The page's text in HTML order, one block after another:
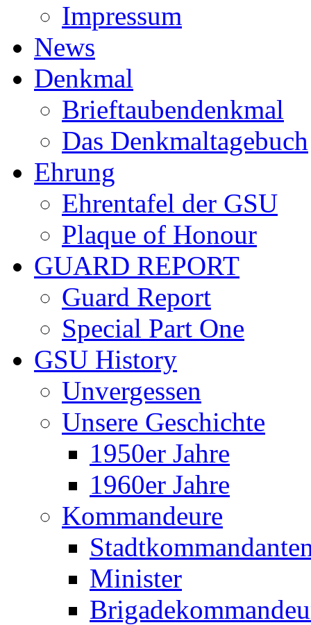
Impressum
News
Denkmal
Brieftaubendenkmal
Das Denkmaltagebuch
Ehrung
Ehrentafel der GSU
Plaque of Honour
GUARD REPORT
Guard Report
Special Part One
GSU History
Unvergessen
Unsere Geschichte
1950er Jahre
1960er Jahre
Kommandeure
Minister